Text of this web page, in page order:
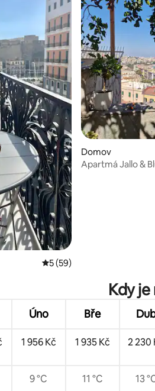
Průměrné hodnocení 5 z 5,
5 (59)
Domov
Apartmá Jallo &
Kdy
Úno Bře
1 956 Kč 1 935 Kč 2 230
9 °C 11 °C 13